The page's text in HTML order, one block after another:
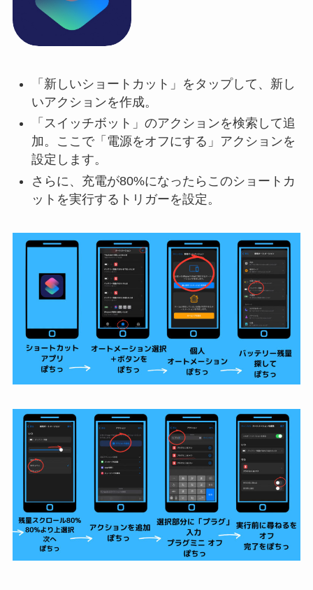
「新しいショートカット」をタップして、新し
いアクションを作成。
「スイッチボット」のアクションを検索して追
加。ここで「電源をオフにする」アクションを
設定します。
さらに、充電が80%になったらこのショートカ
ットを実行するトリガーを設定。